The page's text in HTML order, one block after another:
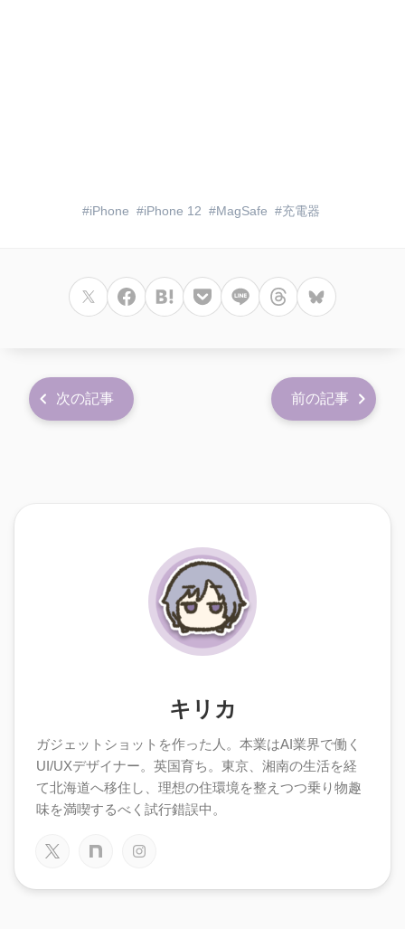
iPhone iPhone 12 MagSafe 充電器
次の記事 前の記事
キリカ
ガジェットショットを作った人。本業はAI業界で働く
UI/UXデザイナー。英国育ち。東京、湘南の生活を経
て北海道へ移住し、理想の住環境を整えつつ乗り物趣
味を満喫するべく試行錯誤中。